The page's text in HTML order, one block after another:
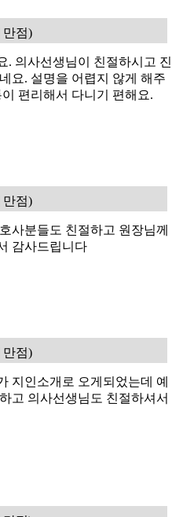
만점)
. 의사선생님이 친절하시고 진
요. 설명을 어렵지 않게 해주
편리해서 다니기 편해요.
만점)
사분들도 친절하고 원장님께
감사드립니다
만점)
지인소개로 오게되었는데 예
고 의사선생님도 친절하셔서